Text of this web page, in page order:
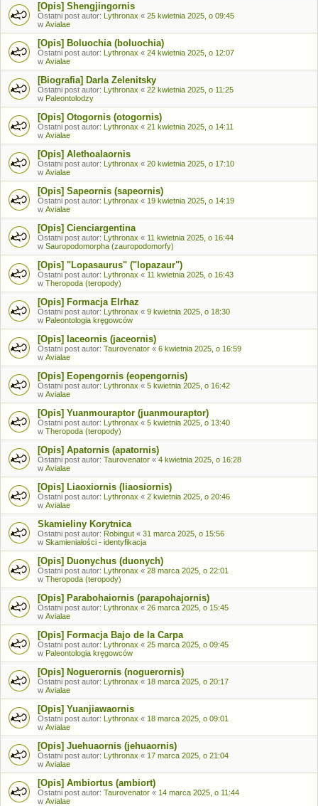
[Opis] Shengjingornis
Ostatni post autor: Lythronax « 25 kwietnia 2025, o 09:45
w Avialae
[Opis] Boluochia (boluochia)
Ostatni post autor: Lythronax « 24 kwietnia 2025, o 12:07
w Avialae
[Biografia] Darla Zelenitsky
Ostatni post autor: Lythronax « 22 kwietnia 2025, o 11:25
w Paleontolodzy
[Opis] Otogornis (otogornis)
Ostatni post autor: Lythronax « 21 kwietnia 2025, o 14:11
w Avialae
[Opis] Alethoalaornis
Ostatni post autor: Lythronax « 20 kwietnia 2025, o 17:10
w Avialae
[Opis] Sapeornis (sapeornis)
Ostatni post autor: Lythronax « 19 kwietnia 2025, o 14:19
w Avialae
[Opis] Cienciargentina
Ostatni post autor: Lythronax « 11 kwietnia 2025, o 16:44
w Sauropodomorpha (zauropodomorfy)
[Opis] "Lopasaurus" ("lopazaur")
Ostatni post autor: Lythronax « 11 kwietnia 2025, o 16:43
w Theropoda (teropody)
[Opis] Formacja Elrhaz
Ostatni post autor: Lythronax « 9 kwietnia 2025, o 18:30
w Paleontologia kręgowców
[Opis] Iaceornis (jaceornis)
Ostatni post autor: Taurovenator « 6 kwietnia 2025, o 16:59
w Avialae
[Opis] Eopengornis (eopengornis)
Ostatni post autor: Lythronax « 5 kwietnia 2025, o 16:42
w Avialae
[Opis] Yuanmouraptor (juanmouraptor)
Ostatni post autor: Lythronax « 5 kwietnia 2025, o 13:40
w Theropoda (teropody)
[Opis] Apatornis (apatornis)
Ostatni post autor: Taurovenator « 4 kwietnia 2025, o 16:28
w Avialae
[Opis] Liaoxiornis (liaosiornis)
Ostatni post autor: Lythronax « 2 kwietnia 2025, o 20:46
w Avialae
Skamieliny Korytnica
Ostatni post autor: Robingut « 31 marca 2025, o 15:56
w Skamieniałości - identyfikacja
[Opis] Duonychus (duonych)
Ostatni post autor: Lythronax « 28 marca 2025, o 22:01
w Theropoda (teropody)
[Opis] Parabohaiornis (parapohajornis)
Ostatni post autor: Lythronax « 26 marca 2025, o 15:45
w Avialae
[Opis] Formacja Bajo de la Carpa
Ostatni post autor: Lythronax « 25 marca 2025, o 09:45
w Paleontologia kręgowców
[Opis] Noguerornis (noguerornis)
Ostatni post autor: Lythronax « 18 marca 2025, o 20:17
w Avialae
[Opis] Yuanjiawaornis
Ostatni post autor: Lythronax « 18 marca 2025, o 09:01
w Avialae
[Opis] Juehuaornis (jehuaornis)
Ostatni post autor: Lythronax « 17 marca 2025, o 21:04
w Avialae
[Opis] Ambiortus (ambiort)
Ostatni post autor: Taurovenator « 14 marca 2025, o 11:44
w Avialae